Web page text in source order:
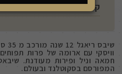
קלוריות ל 100 מ"ל
וויסקי עם ארומה של פרות
המפורסם בסקוטלנד ובעולם.